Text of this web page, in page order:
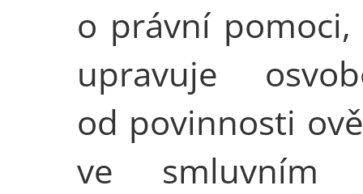
o právní
upravuje
od povinnosti
ve smluvním